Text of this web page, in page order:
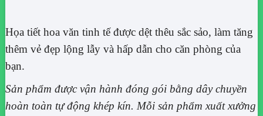
Họa tiết hoa văn tinh tế được dệt thêu sắc sảo, làm tăng
thêm vẻ đẹp lộng lẫy và hấp dẫn cho căn phòng của
bạn.
Sản phẩm được vận hành đóng gói bằng dây chuyền
hoàn toàn tự động khép kín. Mỗi sản phẩm xuất xưởng